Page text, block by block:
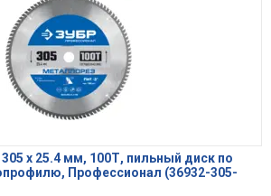
х 25.4 мм, 100Т, пильный диск по
Профессионал (36932-305-